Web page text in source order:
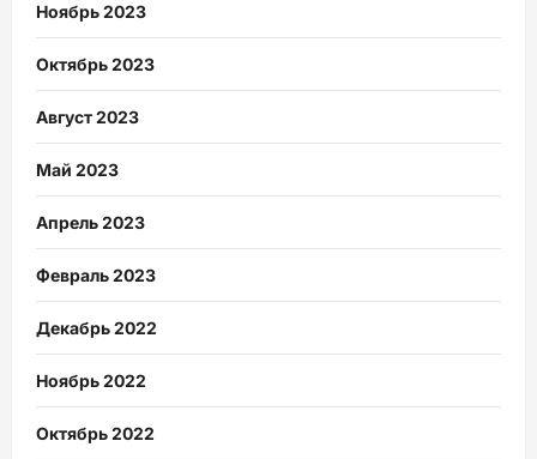
Ноябрь 2023
Октябрь 2023
Август 2023
Май 2023
Апрель 2023
Февраль 2023
Декабрь 2022
Ноябрь 2022
Октябрь 2022